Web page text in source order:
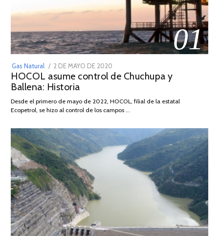
01
Gas Natural
POSTED
ON
2 DE MAYO DE 2020
DE
2026
HOCOL asume control de Chuchupa y
Ballena: Historia
Desde el primero de mayo de 2022, HOCOL, filial de la estatal
Ecopetrol, se hizo al control de los campos …